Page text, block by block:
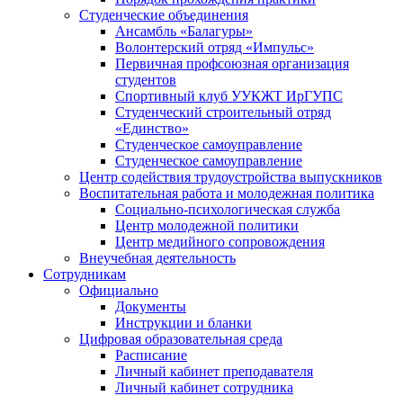
Студенческие объединения
Ансамбль «Балагуры»
Волонтерский отряд «Импульс»
Первичная профсоюзная организация
студентов
Спортивный клуб УУКЖТ ИрГУПС
Студенческий строительный отряд
«Единство»
Студенческое самоуправление
Студенческое самоуправление
Центр содействия трудоустройства выпускников
Воспитательная работа и молодежная политика
Социально-психологическая служба
Центр молодежной политики
Центр медийного сопровождения
Внеучебная деятельность
Сотрудникам
Официально
Документы
Инструкции и бланки
Цифровая образовательная среда
Расписание
Личный кабинет преподавателя
Личный кабинет сотрудника